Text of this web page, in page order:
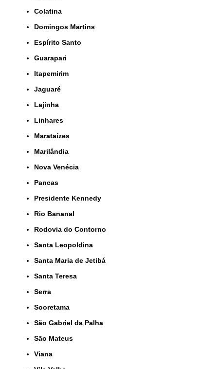
Colatina
Domingos Martins
Espírito Santo
Guarapari
Itapemirim
Jaguaré
Lajinha
Linhares
Marataízes
Marilândia
Nova Venécia
Pancas
Presidente Kennedy
Rio Bananal
Rodovia do Contorno
Santa Leopoldina
Santa Maria de Jetibá
Santa Teresa
Serra
Sooretama
São Gabriel da Palha
São Mateus
Viana